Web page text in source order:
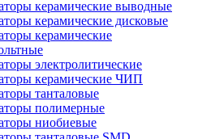
керамические выводные
керамические дисковые
керамические
электролитические
керамические ЧИП
танталовые
полимерные
ниобиевые